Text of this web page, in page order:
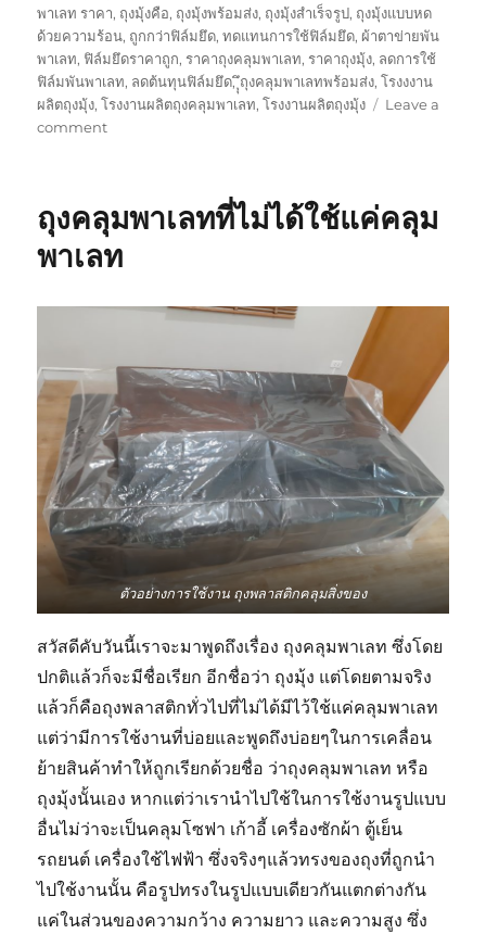
พาเลท ราคา, ถุงมุ้งคือ, ถุงมุ้งพร้อมส่ง, ถุงมุ้งสำเร็จรูป, ถุงมุ้งแบบหด
ด้วยความร้อน, ถูกกว่าฟิล์มยึด,ทดแทนการใช้ฟิล์มยึด, ผ้าตาข่ายพัน
พาเลท, ฟิล์มยึดราคาถูก,ราคาถุงคลุมพาเลท,ราคาถุงมุ้ง, ลดการใช้
ฟิล์มพันพาเลท, ลดต้นทุนฟิล์มยึด,ุุึถุงคลุมพาเลทพร้อมส่ง,โรงงงาน
ผลิตถุงมุ้ง,โรงงานผลิตถุงคลุมพาเลท,โรงงานผลิตถุงมุ้ง
Leave a
commenton
คลุม
พา
เลท
ถุงคลุมพาเลทที่ไม่ได้ใช้แค่คลุม
พาเลท
ตัวอย่างการใช้งาน ถุงพลาสติกคลุมสิ่งของ
สวัสดีคับวันนี้เราจะมาพูดถึงเรื่อง ถุงคลุมพาเลท ซึ่งโดย
ปกติแล้วก็จะมีชื่อเรียก อีกชื่อว่า ถุงมุ้ง แต่โดยตามจริง
แล้วก็คือถุงพลาสติกทั่วไปที่ไม่ได้มีไว้ใช้แค่คลุมพาเลท
แต่ว่ามีการใช้งานที่บ่อยและพูดถึงบ่อยๆในการเคลื่อน
ย้ายสินค้าทำให้ถูกเรียกด้วยชื่อ ว่าถุงคลุมพาเลท หรือ
ถุงมุ้งนั้นเอง หากแต่ว่าเรานำไปใช้ในการใช้งานรูปแบบ
อื่นไม่ว่าจะเป็นคลุมโซฟา เก้าอี้ เครื่องซักผ้า ตู้เย็น
รถยนต์ เครื่องใช้ไฟฟ้า ซึ่งจริงๆแล้วทรงของถุงที่ถูกนำ
ไปใช้งานนั้น คือรูปทรงในรูปแบบเดียวกันแตกต่างกัน
แค่ในส่วนของความกว้าง ความยาว และความสูง ซึ่ง